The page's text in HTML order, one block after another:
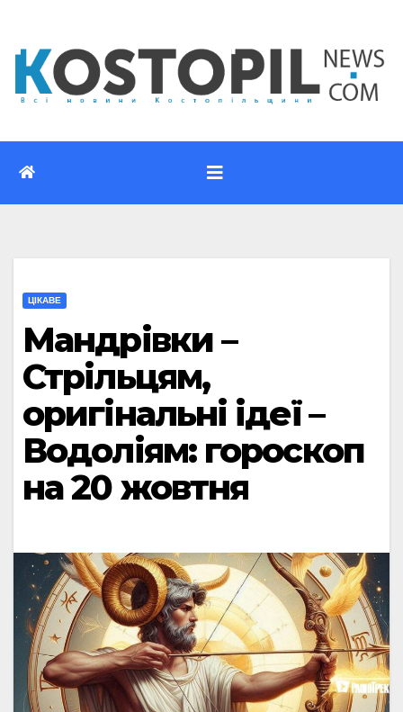
вмісту
ЦІКАВЕ
Мандрівки –
Стрільцям,
оригінальні ідеї –
Водоліям: гороскоп
на 20 жовтня